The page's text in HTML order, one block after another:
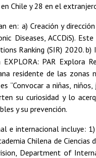
Chile y 28 en el
en: a) Creación y
Diseases, ACCDiS).
Ranking (SIR) 2020.
PAR
residente de las
“Convocar a niñas,
su curiosidad y lo
y su prevención.
e internacional incluye:
Chilena de
Department of